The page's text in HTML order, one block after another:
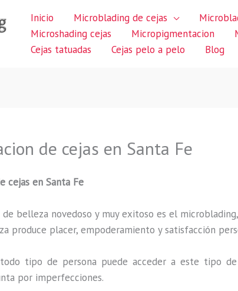
Inicio Microblading de cejas
Microshading cejas
Micropigmentacion
Cejas tatuadas
Cejas pelo a pelo Blog
de cejas en Santa Fe
cejas en Santa Fe
belleza novedoso y muy exitoso es el
produce placer, empoderamiento y satisfacción
todo tipo de persona puede acceder a este tipo
por imperfecciones.